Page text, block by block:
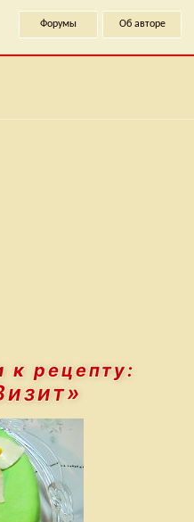
Форумы Об авторе
к рецепту: